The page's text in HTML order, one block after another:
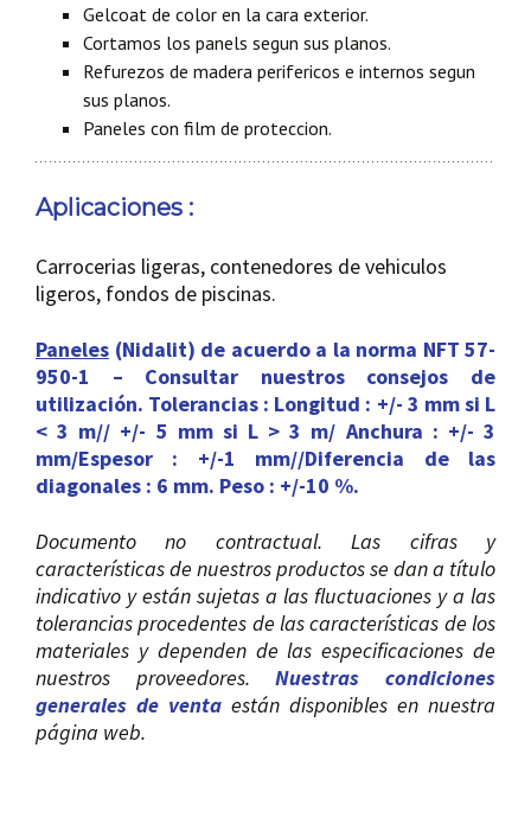
Gelcoat de color en la cara exterior.
Cortamos los panels segun sus planos.
Refurezos de madera perifericos e internos segun
sus planos.
Paneles con film de proteccion.
Aplicaciones :
Carrocerias ligeras, contenedores de vehiculos
ligeros, fondos de piscinas.
Paneles (Nidalit) de acuerdo a la norma NFT 57-
950-1 – Consultar nuestros consejos de
utilización. Tolerancias : Longitud : +/- 3 mm si L
< 3 m// +/- 5 mm si L > 3 m/ Anchura : +/- 3
mm/Espesor : +/-1 mm//Diferencia de las
diagonales : 6 mm. Peso : +/-10 %.
Documento no contractual. Las cifras y
características de nuestros productos se dan a título
indicativo y están sujetas a las fluctuaciones y a las
tolerancias procedentes de las características de los
materiales y dependen de las especificaciones de
nuestros proveedores.Nuestras condiciones
generales de venta están disponibles en nuestra
página web.